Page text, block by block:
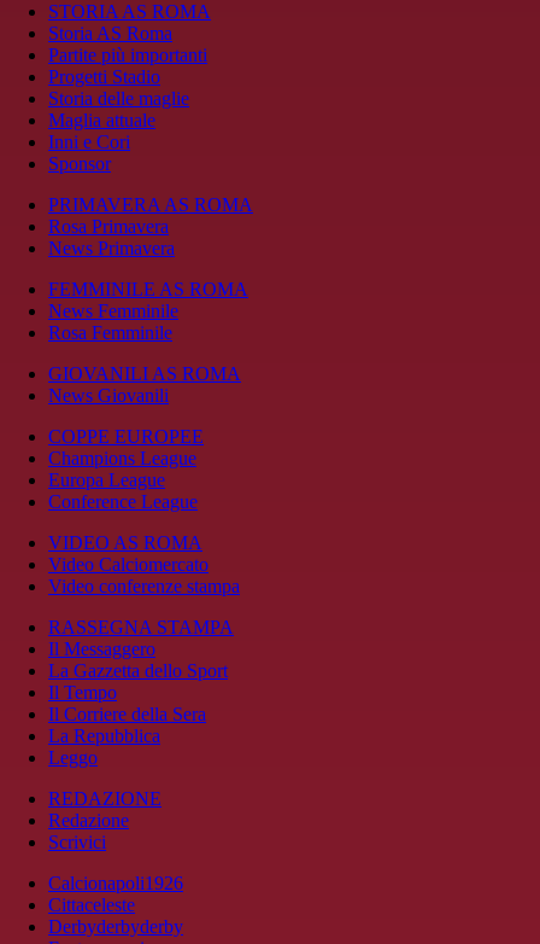
STORIA AS ROMA
Storia AS Roma
Partite più importanti
Progetti Stadio
Storia delle maglie
Maglia attuale
Inni e Cori
Sponsor
PRIMAVERA AS ROMA
Rosa Primavera
News Primavera
FEMMINILE AS ROMA
News Femminile
Rosa Femminile
GIOVANILI AS ROMA
News Giovanili
COPPE EUROPEE
Champions League
Europa League
Conference League
VIDEO AS ROMA
Video Calciomercato
Video conferenze stampa
RASSEGNA STAMPA
Il Messaggero
La Gazzetta dello Sport
Il Tempo
Il Corriere della Sera
La Repubblica
Leggo
REDAZIONE
Redazione
Scrivici
Calcionapoli1926
Cittaceleste
Derbyderbyderby